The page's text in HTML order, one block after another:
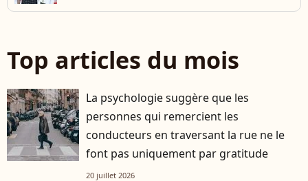
Top articles du mois
La psychologie suggère que les
personnes qui remercient les
conducteurs en traversant la rue ne le
font pas uniquement par gratitude
20 juillet 2026